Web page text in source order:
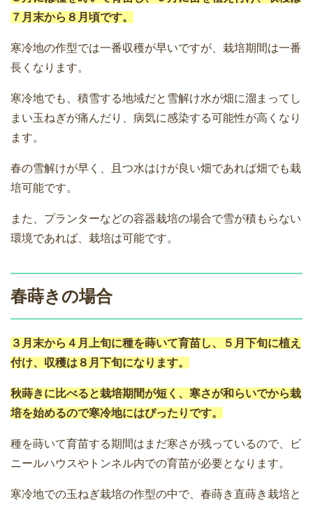
７月末から８月頃です。
寒冷地の作型では一番収穫が早いですが、栽培期間は一番
長くなります。
寒冷地でも、積雪する地域だと雪解け水が畑に溜まってし
まい玉ねぎが痛んだり、病気に感染する可能性が高くなり
ます。
春の雪解けが早く、且つ水はけが良い畑であれば畑でも栽
培可能です。
また、プランターなどの容器栽培の場合で雪が積もらない
環境であれば、栽培は可能です。
春蒔きの場合
３月末から４月上旬に種を蒔いて育苗し、５月下旬に植え
付け、収穫は８月下旬になります。
秋蒔きに比べると栽培期間が短く、寒さが和らいでから栽
培を始めるので寒冷地にはぴったりです。
種を蒔いて育苗する期間はまだ寒さが残っているので、ビ
ニールハウスやトンネル内での育苗が必要となります。
寒冷地での玉ねぎ栽培の作型の中で、春蒔き直蒔き栽培と